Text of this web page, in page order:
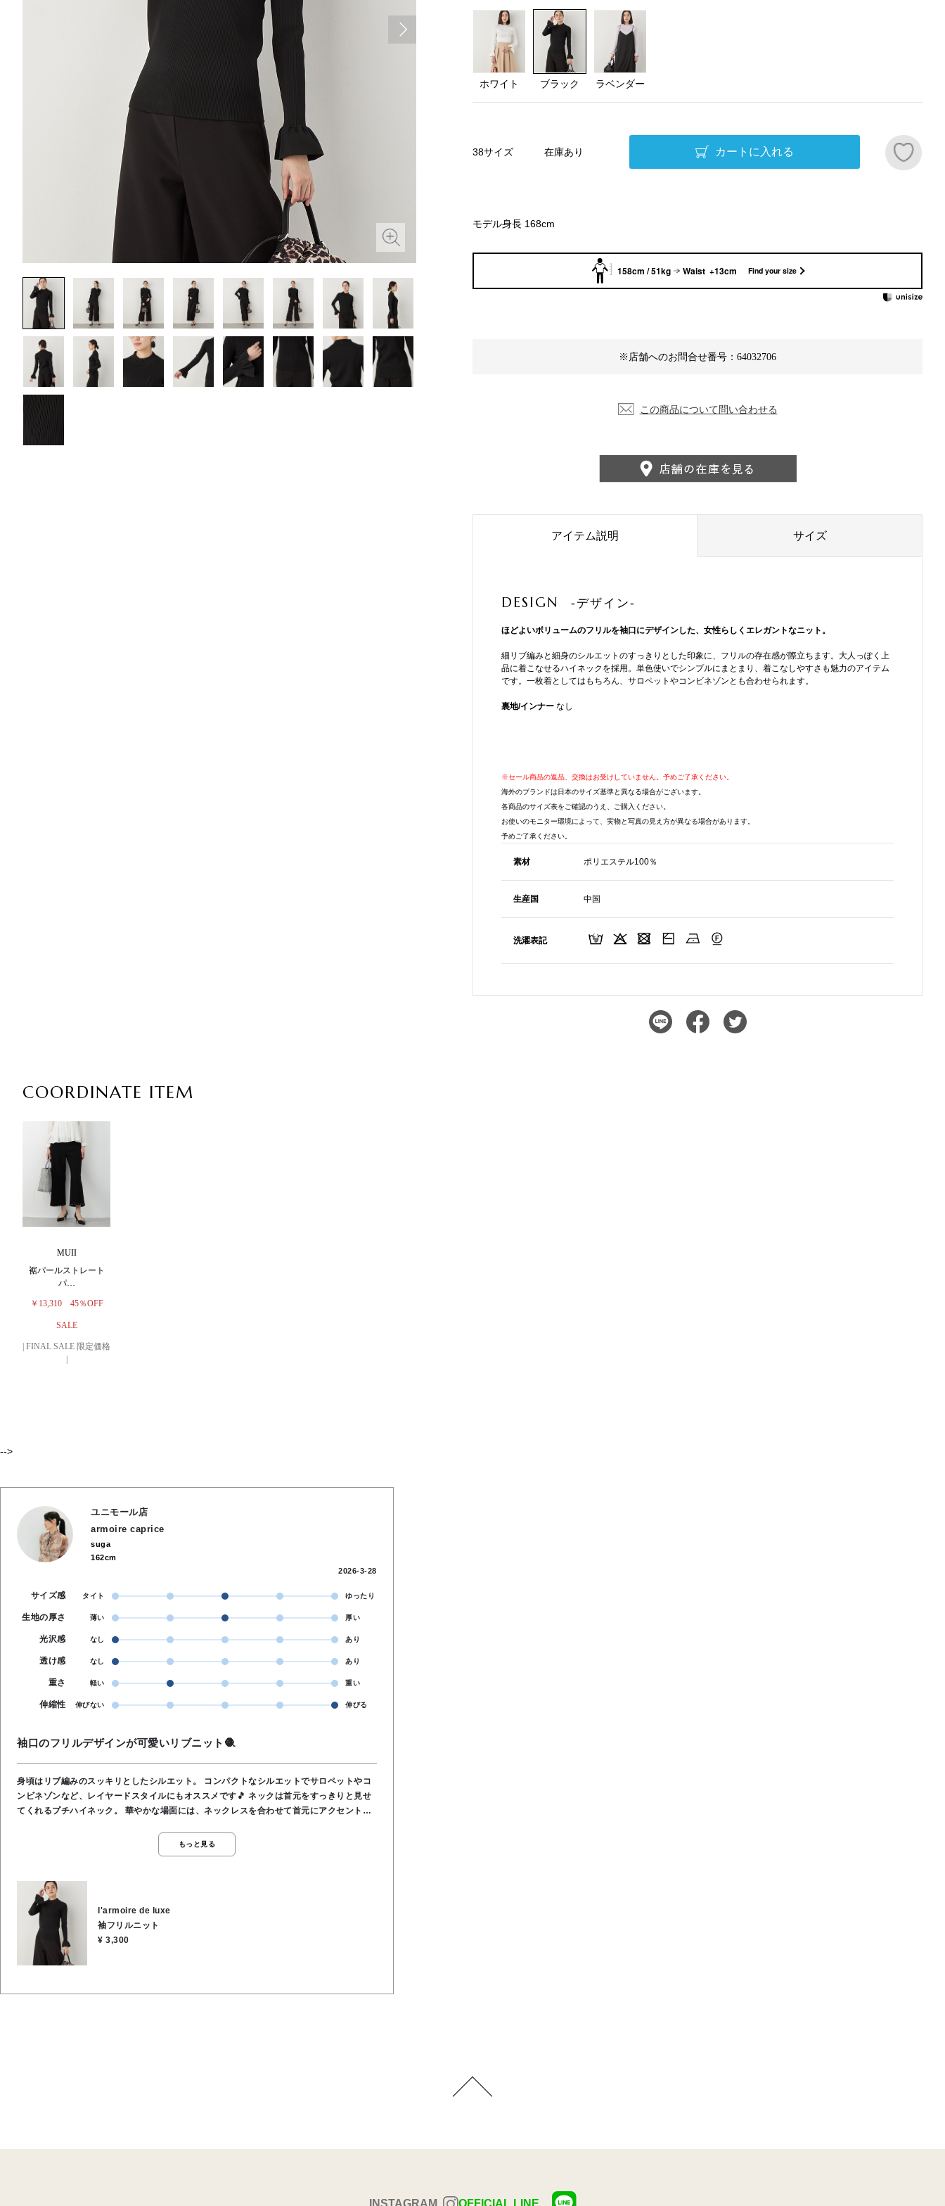
※店舗へのお問合せ番号：64032706
158cm / 51kg Waist +13cm Find your size
ホワイト ブラック ラベンダー
38サイズ 在庫あり カートに入れる
この商品について問い合わせる
モデル身長 168cm
アイテム説明 サイズ
DESIGN -デザイン-
ほどよいボリュームのフリルを袖口にデザインした、女性らしくエレガントなニット。
細リブ編みと細身のシルエットのすっきりとした印象に、フリルの存在感が際立ちます。大人っぽく上
品に着こなせるハイネックを採用。単色使いでシンプルにまとまり、着こなしやすさも魅力のアイテム
です。一枚着としてはもちろん、サロペットやコンビネゾンとも合わせられます。
裏地/インナー なし
※セール商品の返品、交換はお受けしていません。予めご了承ください。
海外のブランドは日本のサイズ基準と異なる場合がございます。
各商品のサイズ表をご確認のうえ、ご購入ください。
お使いのモニター環境によって、実物と写真の見え方が異なる場合があります。
予めご了承ください。
素材 ポリエステル100％
生産国 中国
洗濯表記
COORDINATE ITEM
MUII
裾パールストレート
パ…
￥13,310 45％OFF
SALE
| FINAL SALE 限定価格
-->
ユニモール店
armoire caprice
suga
162cm
2026-3-28
サイズ感 タイト ゆったり
生地の厚さ 薄い 厚い
光沢感 なし あり
透け感 なし あり
重さ 軽い 重い
伸縮性 伸びない 伸びる
袖口のフリルデザインが可愛いリブニット🧶
身頃はリブ編みのスッキリとしたシルエット。 コンパクトなシルエットでサロペットやコ
ンビネゾンなど、レイヤードスタイルにもオススメです🎵 ネックは首元をすっきりと見せ
てくれるプチハイネック。 華やかな場面には、ネックレスを合わせて首元にアクセントを
した肌触り🌿 シンプルな身頃と袖口ボリュームの遊び心が絶妙な、デイリー使いにオスス
メのニットアイテムです⭐️ ご自宅でのお洗濯もOKです。 素材／ポリエステル100％
もっと見る
l'armoire de luxe
袖フリルニット
¥ 3,300
INSTAGRAM OFFICIAL LINE